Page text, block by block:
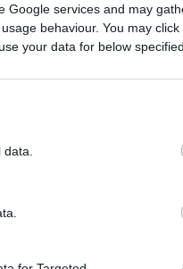
Google services and may
behaviour. You may
your data for below